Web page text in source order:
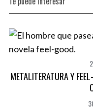
METALITERATURA Y